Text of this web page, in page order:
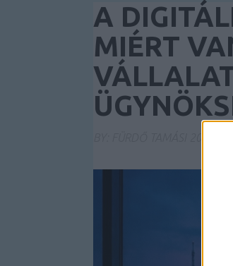
A
MIÉRT